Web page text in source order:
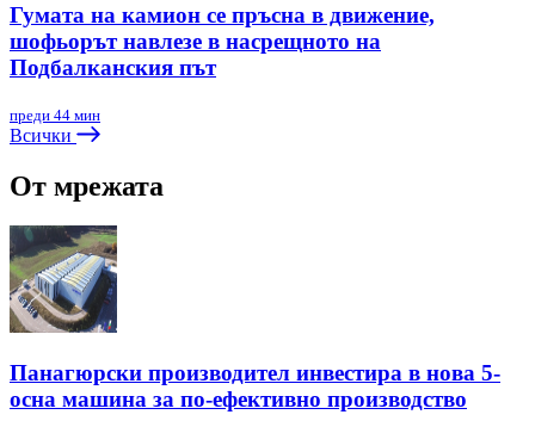
Гумата на камион се пръсна в движение,
шофьорът навлезе в насрещното на
Подбалканския път
преди 44 мин
Всички
От мрежата
Панагюрски производител инвестира в нова 5-
осна машина за по-ефективно производство